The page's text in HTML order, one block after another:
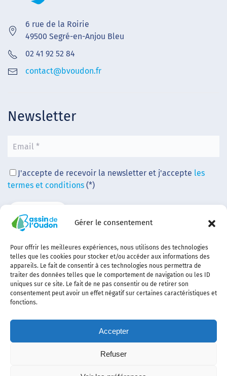
Gérer le consentement
Pour offrir les meilleures expériences, nous utilisons des technologies
telles que les cookies pour stocker et/ou accéder aux informations des
appareils. Le fait de consentir à ces technologies nous permettra de
traiter des données telles que le comportement de navigation ou les ID
uniques sur ce site. Le fait de ne pas consentir ou de retirer son
consentement peut avoir un effet négatif sur certaines caractéristiques et
fonctions.
Accepter
Refuser
6 rue de la Roirie
49500 Segré-en-Anjou Bleu
02 41 92 52 84
contact@bvoudon.fr
Newsletter
J'accepte de recevoir la newsletter et j'accepte les
termes et conditions (*)